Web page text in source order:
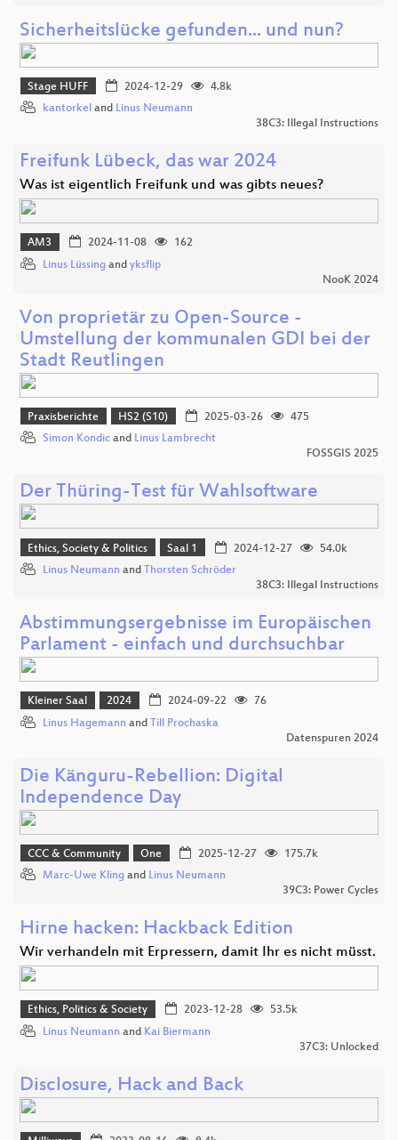
Sicherheitslücke gefunden... und nun?
Stage HUFF 2024-12-29
4.8k
kantorkel and Linus Neumann
38C3: Illegal Instructions
Freifunk Lübeck, das war 2024
Was ist eigentlich Freifunk und was gibts neues?
AM3 2024-11-08
162
Linus Lüssing and yksflip
NooK 2024
Von proprietär zu Open-Source -
Umstellung der kommunalen GDI bei der
Stadt Reutlingen
Praxisberichte HS2 (S10) 2025-03-26
475
Simon Kondic and Linus Lambrecht
FOSSGIS 2025
Der Thüring-Test für Wahlsoftware
Ethics, Society & Politics Saal 1 2024-12-27
54.0k
Linus Neumann and Thorsten Schröder
38C3: Illegal Instructions
Abstimmungsergebnisse im Europäischen
Parlament - einfach und durchsuchbar
Kleiner Saal 2024 2024-09-22
76
Linus Hagemann and Till Prochaska
Datenspuren 2024
Die Känguru-Rebellion: Digital
Independence Day
CCC & Community One 2025-12-27
175.7k
Marc-Uwe Kling and Linus Neumann
39C3: Power Cycles
Hirne hacken: Hackback Edition
Wir verhandeln mit Erpressern, damit Ihr es nicht müsst.
Ethics, Politics & Society 2023-12-28
53.5k
Linus Neumann and Kai Biermann
37C3: Unlocked
Disclosure, Hack and Back